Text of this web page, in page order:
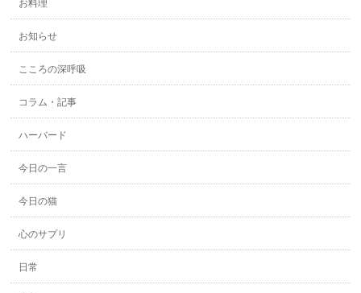
お料理
お知らせ
こころの深呼吸
コラム・記事
ハーバード
今日の一言
今日の猫
心のサプリ
日常